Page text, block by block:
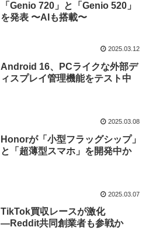
「Genio 720」と「Genio 520」
を発表 〜AIも搭載〜
2025.03.12
Android 16、PCライクな外部デ
ィスプレイ管理機能をテスト中
2025.03.08
Honorが「小型フラッグシップ」
と「超薄型スマホ」を開発中か
2025.03.07
TikTok買収レースが激化
―Reddit共同創業者も参戦か